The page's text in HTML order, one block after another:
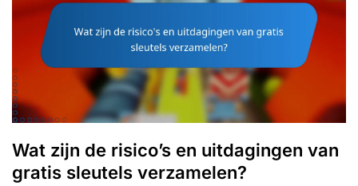
Wat zijn de risico’s en uitdagingen van
gratis sleutels verzamelen?